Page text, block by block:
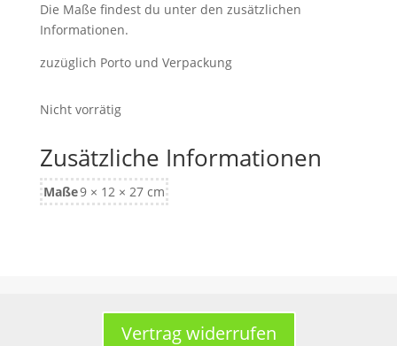
Die Maße findest du unter den zusätzlichen
Informationen.
zuzüglich Porto und Verpackung
Nicht vorrätig
Zusätzliche Informationen
Maße9 × 12 × 27 cm
Vertrag widerrufen